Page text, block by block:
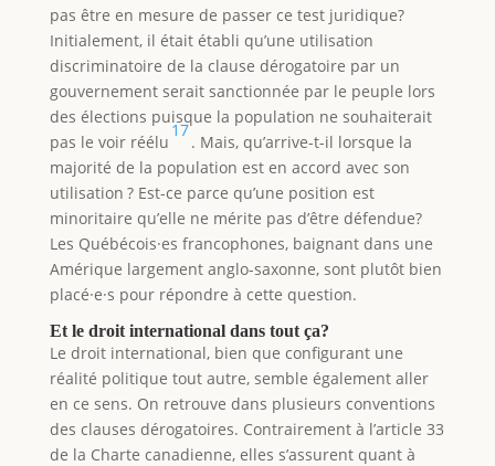
pas être en mesure de passer ce test juridique?
Initialement, il était établi qu’une utilisation
discriminatoire de la clause dérogatoire par un
gouvernement serait sanctionnée par le peuple lors
des élections puisque la population ne souhaiterait
pas le voir réélu
17
. Mais, qu’arrive-t-il lorsque la
majorité de la population est en accord avec son
utilisation ? Est-ce parce qu’une position est
minoritaire qu’elle ne mérite pas d’être défendue?
Les Québécois·es francophones, baignant dans une
Amérique largement anglo-saxonne, sont plutôt bien
placé·e·s pour répondre à cette question.
Et le droit international dans tout ça?
Le droit international, bien que configurant une
réalité politique tout autre, semble également aller
en ce sens. On retrouve dans plusieurs conventions
des clauses dérogatoires. Contrairement à l’article 33
de la Charte canadienne, elles s’assurent quant à